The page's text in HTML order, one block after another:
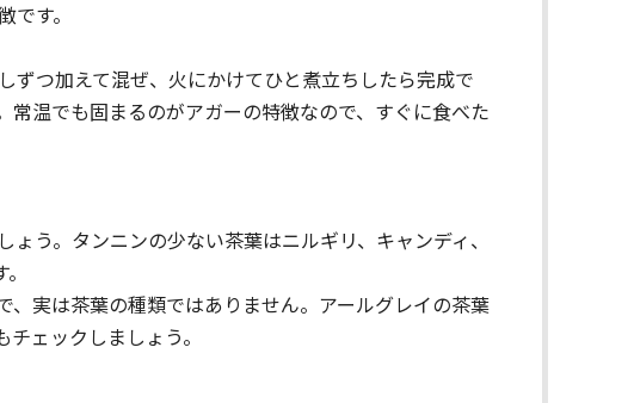
す。
ずつ加えて混ぜ、火にかけてひと煮立ちしたら完成で
温でも固まるのがアガーの特徴なので、すぐに食べた
う。タンニンの少ない茶葉はニルギリ、キャンディ、
実は茶葉の種類ではありません。アールグレイの茶葉
ェックしましょう。